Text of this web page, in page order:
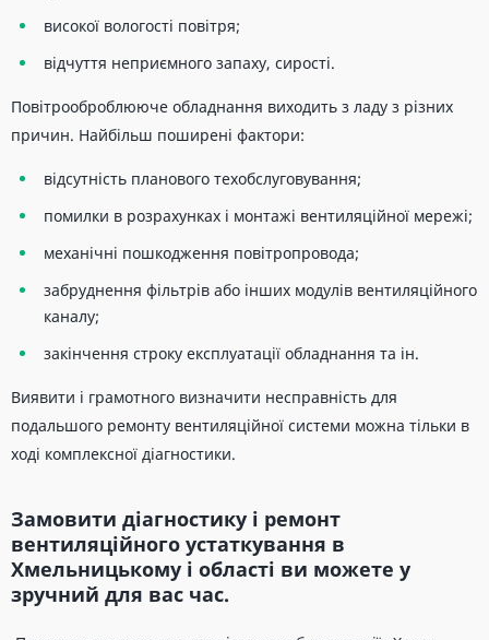
високої вологості повітря;
відчуття неприємного запаху, сирості.
Повітрооброблююче обладнання виходить з ладу з різних
причин. Найбільш поширені фактори:
відсутність планового техобслуговування;
помилки в розрахунках і монтажі вентиляційної мережі;
механічні пошкодження повітропровода;
забруднення фільтрів або інших модулів вентиляційного
каналу;
закінчення строку експлуатації обладнання та ін.
Виявити і грамотного визначити несправність для
подальшого ремонту вентиляційної системи можна тільки в
ході комплексної діагностики.
Замовити діагностику і ремонт
вентиляційного устаткування в
Хмельницькому і області ви можете у
зручний для вас час.